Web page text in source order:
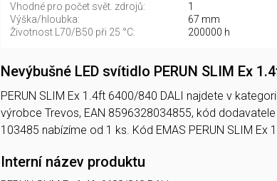
Vhodné pro počet svět. zdrojů:
1
Výška/hloubka:
67 mm
Životnost L70/B50 při 25 °C:
200000 h
Nevýbušné LED svítidlo PERUN SLIM Ex
PERUN SLIM Ex 1.4ft 6400/840 DALI najdete v
výrobce Trevos, EAN 8596328034855, kód
103485 nabízíme od 1 ks. Kód EMAS PERUN SLIM Ex
Interní název produktu